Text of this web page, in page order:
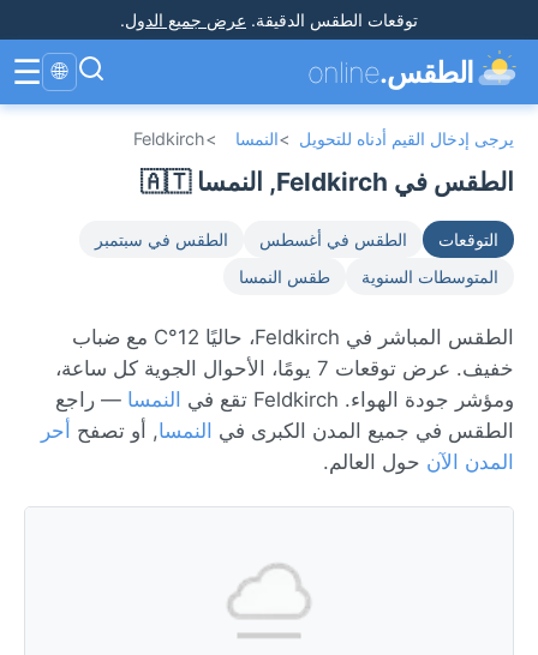
توقعات الطقس الدقيقة. عرض جميع الدول.
الطقس.online
🌐
☰
يرجى إدخال القيم أدناه للتحويل >النمسا >
Feldkirch
الطقس في Feldkirch, النمسا 🇦🇹
التوقعات الطقس في أغسطس
الطقس في سبتمبر
المتوسطات السنوية
طقس النمسا
الطقس المباشر في Feldkirch، حاليًا 12°C مع ضباب
خفيف. عرض توقعات 7 يومًا، الأحوال الجوية كل ساعة،
ومؤشر جودة الهواء. Feldkirch تقع في
النمسا — راجع
الطقس في جميع المدن الكبرى في النمسا, أو تصفح أحر
المدن الآن حول العالم.